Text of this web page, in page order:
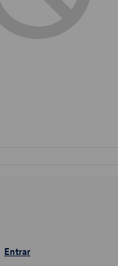
Entrar